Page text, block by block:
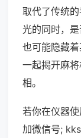
取代了传统
光的同时，
也可能隐藏
一起揭开麻
相。
若你在仪器
加微信号;